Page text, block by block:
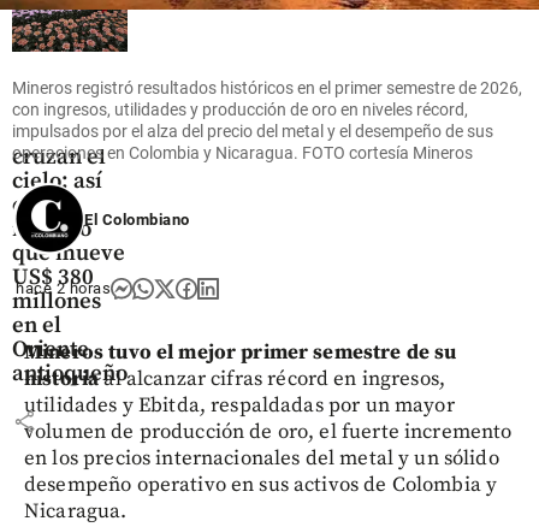
Oriente
Antioqueño
Flores que
cruzan el
cielo: así
es el
negocio
que mueve
US$ 380
millones
en el
Oriente
antioqueño
share
Mineros registró resultados históricos en el primer semestre de 2026,
con ingresos, utilidades y producción de oro en niveles récord,
impulsados por el alza del precio del metal y el desempeño de sus
operaciones en Colombia y Nicaragua. FOTO cortesía Mineros
El Colombiano
hace 2 horas
Mineros tuvo el mejor primer semestre de su
historiaal alcanzar cifras récord en ingresos,
utilidades y Ebitda, respaldadas por un mayor
volumen de producción de oro, el fuerte incremento
en los precios internacionales del metal y un sólido
desempeño operativo en sus activos de Colombia y
Nicaragua.